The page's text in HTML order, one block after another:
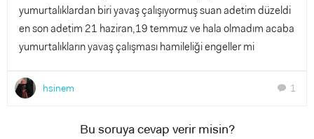
yumurtalıklardan biri yavaş çalışıyormuş suan adetim düzeldi
en son adetim 21 haziran,19 temmuz ve hala olmadım acaba
yumurtalıkların yavaş çalışması hamileliği engeller mi
hsinem chat 1
Bu soruya cevap verir misin?